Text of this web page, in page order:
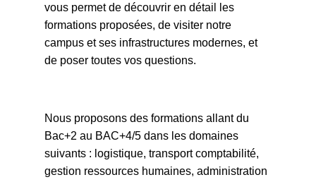
vous permet de découvrir en détail les
formations proposées, de visiter notre
campus et ses infrastructures modernes, et
de poser toutes vos questions.
Nous proposons des formations allant du
Bac+2 au BAC+4/5 dans les domaines
suivants : logistique, transport comptabilité,
gestion ressources humaines, administration